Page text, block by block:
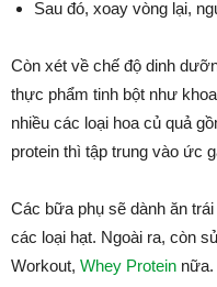
Sau đó, xoay vòng lại,
Còn xét về chế độ dinh
thực phẩm tinh bột như
nhiều các loại hoa củ quả
protein thì tập trung vào ức
Các bữa phụ sẽ dành ăn
các loại hạt. Ngoài ra, còn
Workout, Whey Protein nữa.